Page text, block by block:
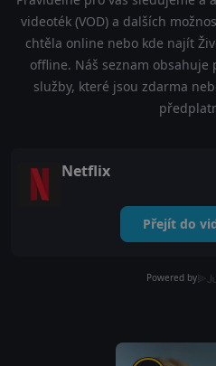
videoték (VOD) a dalších
chtěla online nebo kde najít
offline. Náš seznam
služby, které jsou zdarma
Netflix
Přejít do
Powered by